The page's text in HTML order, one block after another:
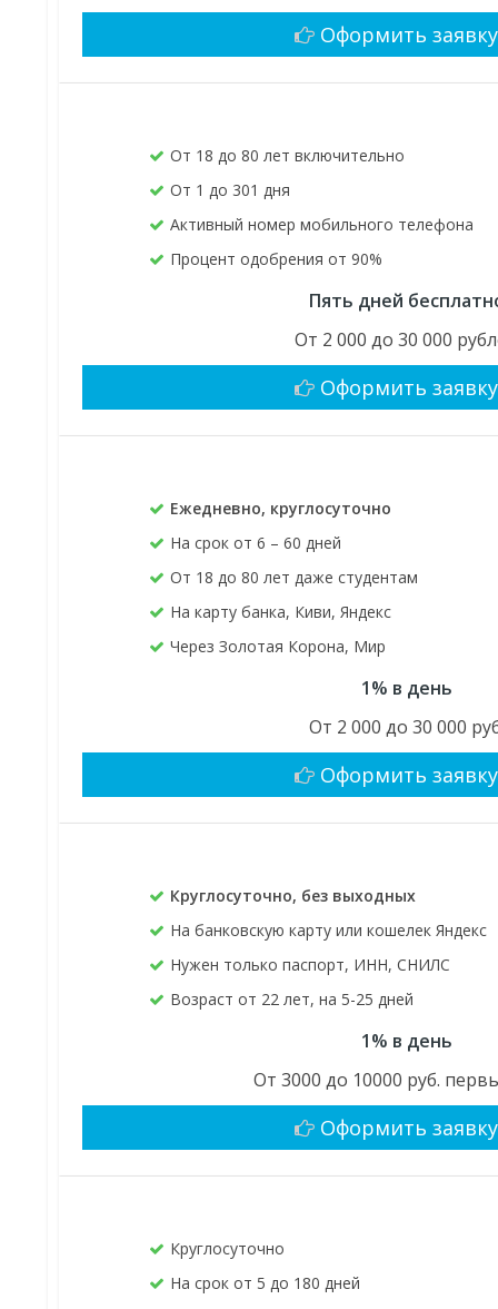
Оформить заявку
От 18 до 80 лет включительно
От 1 до 301 дня
Активный номер мобильного телефона
Процент одобрения от 90%
Пять дней
От 2 000 до 30 000
Оформить заявку
Ежедневно, круглосуточно
На срок от 6 – 60 дней
От 18 до 80 лет даже студентам
На карту банка, Киви, Яндекс
Через Золотая Корона, Мир
1% в день
От 2 000 до 30 000
Оформить заявку
Круглосуточно, без выходных
На банковскую карту или кошелек Яндекс
Нужен только паспорт, ИНН, СНИЛС
Возраст от 22 лет, на 5-25 дней
1% в день
От 3000 до 10000 руб.
Оформить заявку
Круглосуточно
На срок от 5 до 180 дней